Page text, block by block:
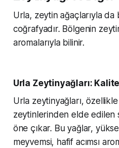
Urla, zeytin ağaçlarıyla da
coğrafyadır. Bölgenin
aromalarıyla bilinir.
Urla Zeytinyağları:
Urla zeytinyağları,
zeytinlerinden elde edilen
öne çıkar. Bu yağlar,
meyvemsi, hafif acımsı